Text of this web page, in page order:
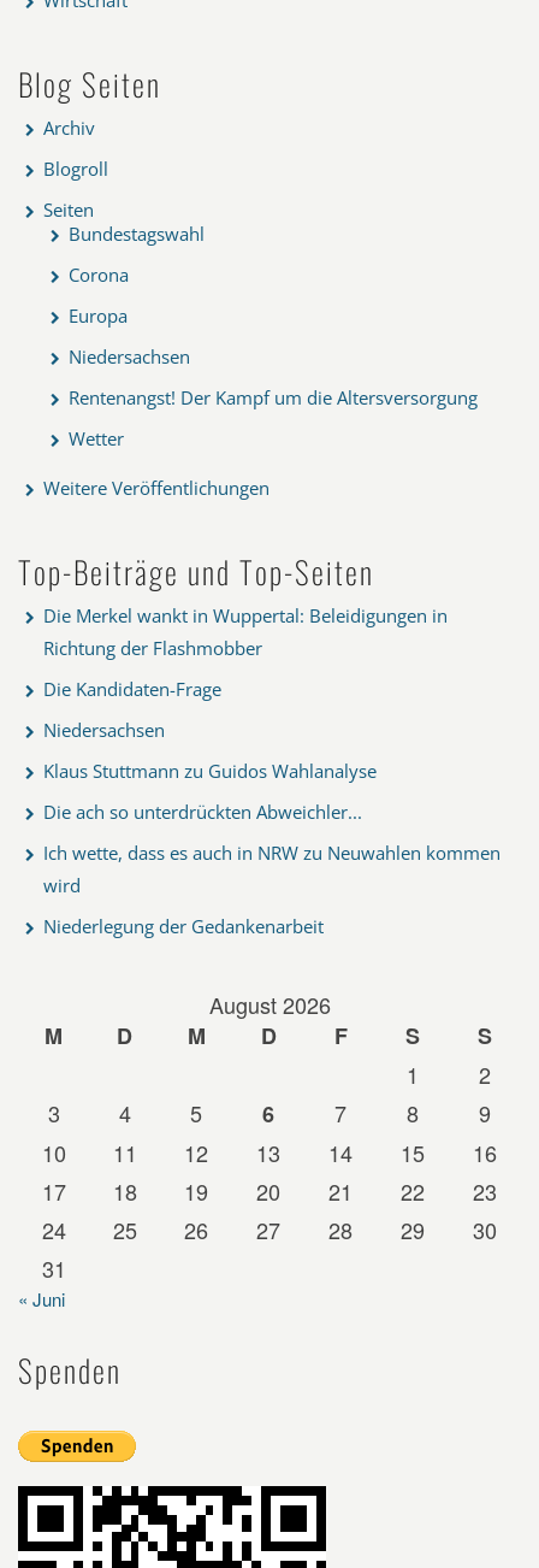
Blog Seiten
Archiv
Blogroll
Seiten
Bundestagswahl
Corona
Europa
Niedersachsen
Rentenangst! Der Kampf um die Altersversorgung
Wetter
Weitere Veröffentlichungen
Top-Beiträge und Top-Seiten
Die Merkel wankt in Wuppertal: Beleidigungen in
Richtung der Flashmobber
Die Kandidaten-Frage
Niedersachsen
Klaus Stuttmann zu Guidos Wahlanalyse
Die ach so unterdrückten Abweichler...
Ich wette, dass es auch in NRW zu Neuwahlen kommen
wird
Niederlegung der Gedankenarbeit
August 2026
M
D M D F S
S
1
2
3
4 5 6 7 8
9
10
11 12 13 14 15
16
17
18 19 20 21 22
23
24
25 26 27 28 29
30
31
« Juni
Spenden